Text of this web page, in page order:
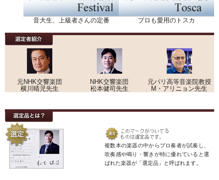
音大生、上級者さんの定番 プロも愛用のトスカ
元NHK交響楽団
横川晴児先生
NHK交響楽団
松本健司先生
元パリ高等音楽院教授
M・アリニョン先生
複数本の楽器の中からプロ奏者が試奏し、
吹奏感や鳴り・響きが特に優れていると選
ばれた楽器が「選定品」と呼ばれます。